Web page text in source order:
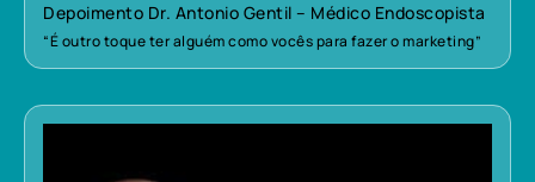
Depoimento Dr. Antonio Gentil – Médico Endoscopista
“É outro toque ter alguém como vocês para fazer o marketing”